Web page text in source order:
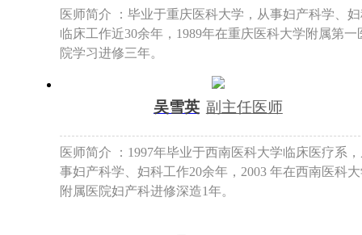
医师简介 ：毕业于重庆医科大学，从事妇产科学、
临床工作近30余年，1989年在重庆医科大学附属第一
院学习进修三年。
吴雪英 副主任医师
医师简介 ：1997年毕业于西南医科大学临床医疗系
事妇产科学、妇科工作20余年，2003 年在西南医科
附属医院妇产科进修深造1年。